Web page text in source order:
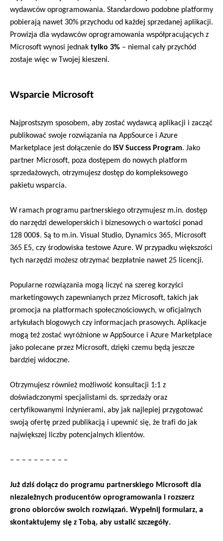
wydawców oprogramowania. Standardowo podobne platformy
pobierają nawet 3
Prowizja dla wydawców oprogramowania współpracujących z
Microsoft wynosi jednak tylko 3% – niemal cały przychód
zostaje więc w Twojej kieszeni.
Wsparcie Microsoft
Najprostszym sposobem, aby zostać wydawcą aplikacji i zacząć
publikować swoje rozwiązania na AppSource i Azure
Marketplace jest dołączenie do ISV Success Program. Jako
partner Microsoft, poza dostępem do nowych platform
sprzedażowych, otrzymujesz dostęp do kompleksowego
pakietu wsparcia.
W ramach programu partnerskiego otrzymujesz m.in. dostęp
do narzędzi deweloperskich i biznesowych o wartości ponad
128 000$. Są to m.in. Visual Studio, Dynamics 365, Microsoft
365 E5, czy środowiska testowe Azure
tych narzędzi możesz otrzymać bezpłatnie nawet 25 licencji.
Popularne rozwiązania mogą liczyć na szereg korzyści
marketingowych zapewnianych przez Microsoft, takich jak
promocja na platformach społecznościowych, w oficjalnych
artykułach blogowych czy informacjach prasowych. Aplikacje
mogą też zostać wyróżnione w AppSource i Azure Marketplace
jako polecane przez Microsoft, dzięki czemu będą jeszcze
bardziej widoczne.
Otrzymujesz również możliwość konsultacji 1:1 z
doświadczonymi specjalistami ds. sprzedaży oraz
certyfikowanymi inżynierami, aby jak najlepiej przygotować
swoją ofertę przed publikacją i upewnić się, że trafi do jak
największej liczby potencjalnych klientów.
– – – – – – – – – –
Już dziś dołącz do programu partnerskiego Microsoft dla
niezależnych producentów oprogramowania i rozszerz
grono obiorców swoich rozwiązań. Wypełnij formularz, a
skontaktujemy się z Tobą, aby ustalić szczegóły.